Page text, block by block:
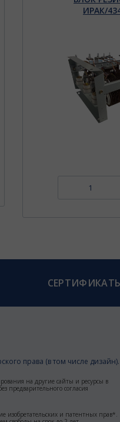
ИРАК/
права (в том числе дизайн).
на другие сайты и ресурсы в
предварительного согласия
изобретательских и патентных прав*.